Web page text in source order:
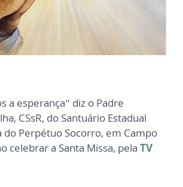
a esperança” diz o Padre
CSsR, do Santuário Estadual
do Perpétuo Socorro, em Campo
celebrar a Santa Missa, pela TV